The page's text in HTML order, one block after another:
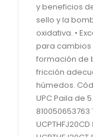
y beneficios
sello y la
oxidativa. •
para cambios
formación de
fricción
húmedos.
UPC Paila de